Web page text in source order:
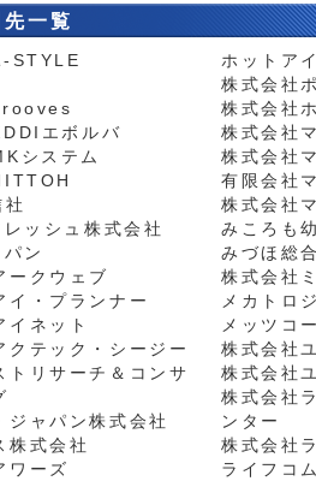
一覧
STYLE
エボルバ
システム
ッシュ株式会社
ン
ークウェブ
イ・プランナー
イネット
クテック・シージー
トリサーチ＆コンサ
ジャパン株式会社
株式会社
ワーズ
ホットア
株式会社
株式会社
株式会社
株式会社
有限会社
株式会社
みころも
みづほ総
株式会社
メカトロ
メッツコ
株式会社
株式会社
株式会社
ンター
株式会社
ライフコ